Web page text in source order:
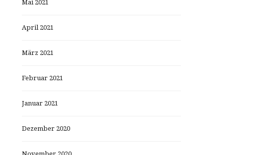
Mai 2021
April 2021
März 2021
Februar 2021
Januar 2021
Dezember 2020